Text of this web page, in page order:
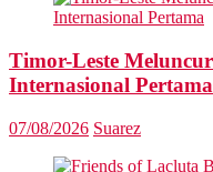
Timor-Leste
Internasional Pertama
07/08/2026 Suarez